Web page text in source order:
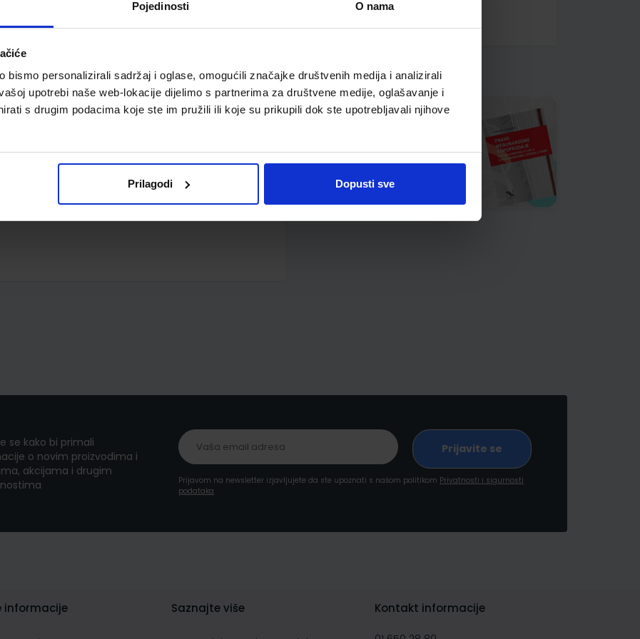
Pojedinosti O nama
bismo personalizirali sadržaj i oglase, omogućili značajke društvenih medija i analizirali
upotrebi naše web-lokacije dijelimo s partnerima za društvene medije, oglašavanje i
s drugim podacima koje ste im pružili ili koje su prikupili dok ste upotrebljavali njihove
Prilagodi Dopusti sve
te ink-jet pisačima; kutija od 100 listova
se kako bi primali
o novim proizvodima i
akcijama i drugim
Prijavom na newsletter izjavljujete da ste upoznati s našom politikom Privatnosti i sigurnosti
podataka
informacije Saznajte više Kontakt informacije